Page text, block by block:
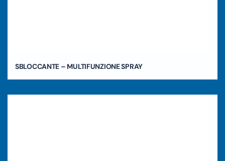
SBLOCCANTE – MULTIFUNZIONE SPRAY